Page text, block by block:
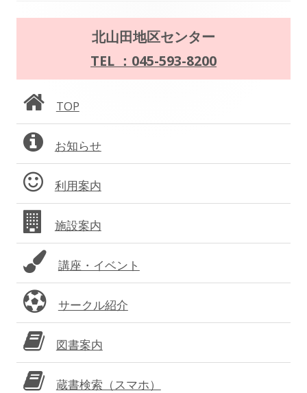
ゲ
シ
ョ
ン
ン
サ
イ
ド
バ
ー
北山田地区センター
TEL ：045-593-8200
TOP
お知らせ
利用案内
施設案内
講座・イベント
サークル紹介
図書案内
蔵書検索（スマホ）